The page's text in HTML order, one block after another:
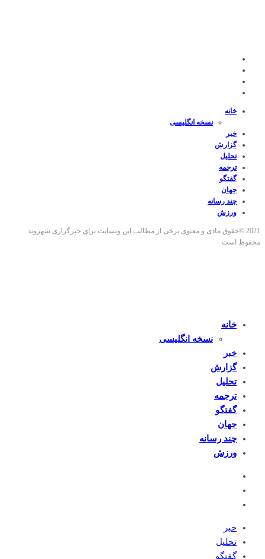
خانه
نسخه انگلیسی
خبر
گزارش
تحلیل
ترجمه
گفتگو
جهان
چند رسانه
ورزش
2021 ©حقوق مادی و معنوی برخی از مطالب این وبسایت برای خبرگزاری شهروند
محفوظ است
خانه
نسخه انگلیسی
خبر
گزارش
تحلیل
ترجمه
گفتگو
جهان
چند رسانه
ورزش
خبر
تحلیل
گفتگو